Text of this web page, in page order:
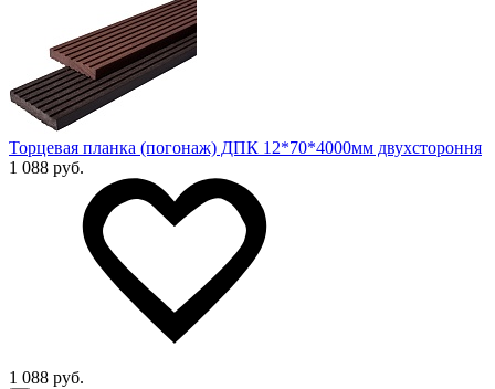
Торцевая планка (погонаж) ДПК 12*70*4000мм двухстороння
1 088 руб.
1 088 руб.